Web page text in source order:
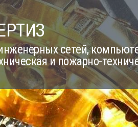
сетей,
и пожарно-